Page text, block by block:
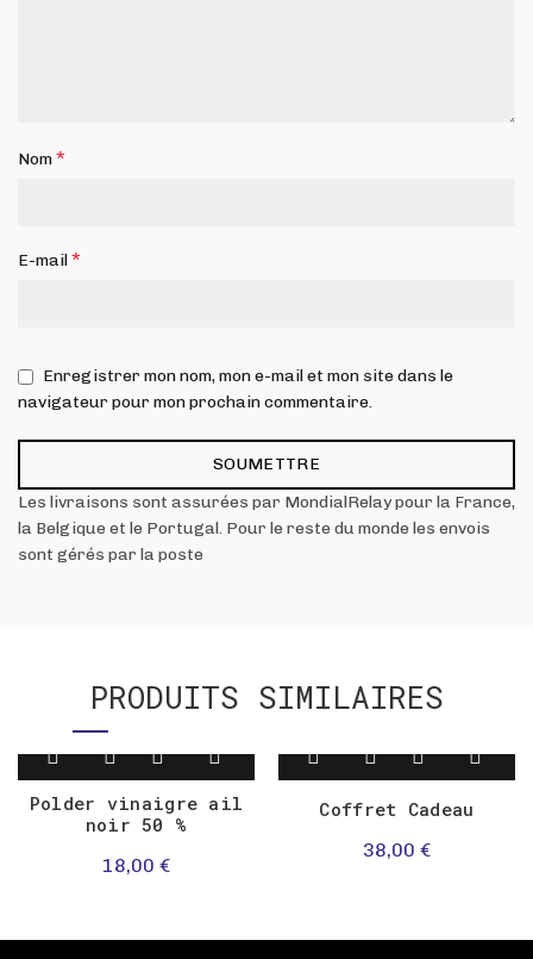
Nom*
E-mail*
Enregistrer mon nom, mon e-mail et mon site dans le
navigateur pour mon prochain commentaire.
Les livraisons sont assurées par MondialRelay pour la France,
la Belgique et le Portugal. Pour le reste du monde les envois
sont gérés par la poste
PRODUITS SIMILAIRES
Polder vinaigre ail
noir 50 %
18,00 €
Coffret Cadeau
38,00 €